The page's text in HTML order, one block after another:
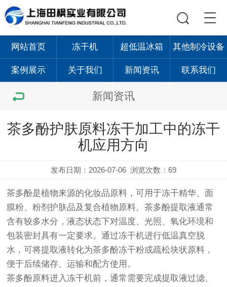
网站首页 冻干机 超低温冰箱 其他制冷设备
案例展示 关于我们 新闻资讯 联系我们
新闻资讯
茶多酚护肤原料冻干加工中的冻干
机应用方向
发布日期：2026-07-06 浏览次数：69
茶多酚是植物来源的化妆品原料，可用于冻干精华、面
膜粉、粉剂护肤品及复合植物原料。茶多酚提取液通常
含有较多水分，液态状态下对温度、光照、氧化环境和
包装密封具有一定要求。通过冻干机进行低温真空脱
水，可将提取液转化为茶多酚冻干粉或疏松块状原料，
便于后续储存、运输和配方使用。
茶多酚原料进入冻干机前，通常需要完成提取液过滤、